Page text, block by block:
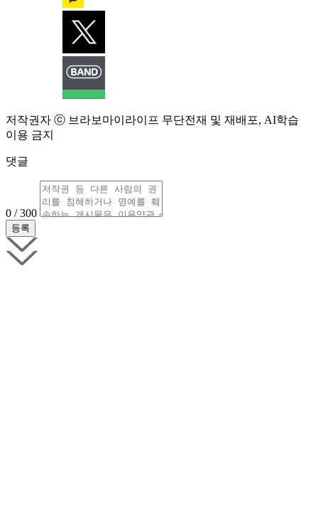
저작권자 ⓒ 브라보마이라이프 무단전재 및 재배포, AI학습
이용 금지
댓글
0 / 300